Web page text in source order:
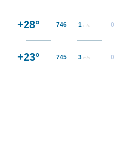
+28° 746 1 m/s 0
+23° 745 3 m/s 0